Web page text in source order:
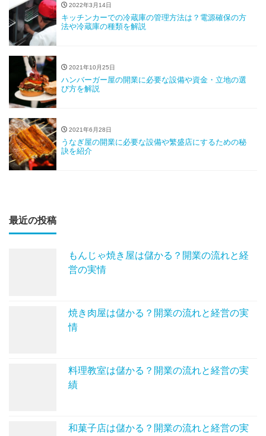
2022年3月14日
キッチンカーでの冷蔵庫の管理方法は？電源確保の方
法や冷蔵庫の種類を解説
2021年10月25日
ハンバーガー屋の開業に必要な設備や資金・立地の選
び方を解説
2021年6月28日
うなぎ屋の開業に必要な設備や繁盛店にするための秘
訣を紹介
最近の投稿
もんじゃ焼き屋は儲かる？開業の流れと経
営の実情
焼き肉屋は儲かる？開業の流れと経営の実
情
料理教室は儲かる？開業の流れと経営の実
績
和菓子店は儲かる？開業の流れと経営の実